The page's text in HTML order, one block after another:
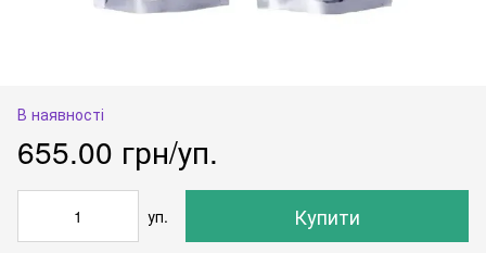
В наявності
655.00 грн/уп.
уп. Купити